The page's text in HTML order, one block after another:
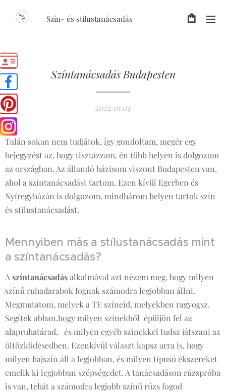
Szín- és stílustanácsadás
Színtanácsadás Budapesten
2022.01.04
Talán sokan nem tudjátok, így gondoltam, megér egy
bejegyzést az, hogy tisztázzam, én több helyen is dolgozom
az országban. Az állandó bázisom viszont Budapesten van,
ahol a színtanácsadást tartom. Ezen kívül Egerben és
Nyíregyházán is dolgozom, mindhárom helyen tartok szín
és stílustanácsadást.
Mennyiben más a stílustanácsadás mint
a színtanácsadás?
A színtanácsadásalkalmával azt nézem meg, hogy milyen
színű ruhadarabok fognak számodra legjobban állni.
Megmutatom, melyek a TE színeid, melyekben ragyogsz.
Segítek abban,hogy milyen színekből épüljön fel az
alapruhatárad, és milyen egyéb színekkel tudsz játszani az
öltözködésedben. Ezenkívül választ kapsz arra is, hogy
milyen hajszín áll a legjobban, és milyen típusú ékszereket
emelik ki legjobban szépségedet. A tanácsadáson rúzspróba
is van, tehát a számodra legjobb színű rúzs fogod